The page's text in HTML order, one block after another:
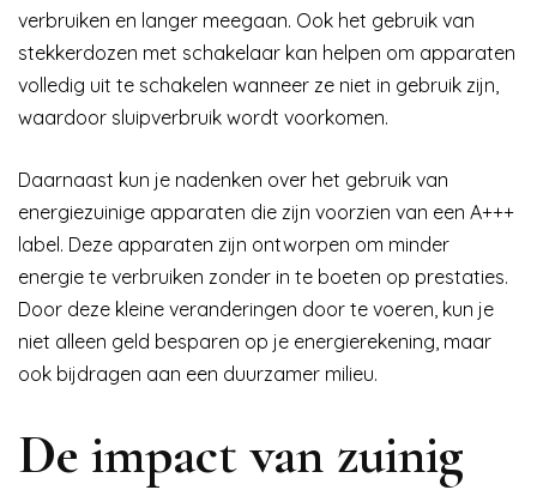
verbruiken en langer meegaan. Ook het gebruik van
stekkerdozen met schakelaar kan helpen om apparaten
volledig uit te schakelen wanneer ze niet in gebruik zijn,
waardoor sluipverbruik wordt voorkomen.
Daarnaast kun je nadenken over het gebruik van
energiezuinige apparaten die zijn voorzien van een A+++
label. Deze apparaten zijn ontworpen om minder
energie te verbruiken zonder in te boeten op prestaties.
Door deze kleine veranderingen door te voeren, kun je
niet alleen geld besparen op je energierekening, maar
ook bijdragen aan een duurzamer milieu.
De impact van zuinig